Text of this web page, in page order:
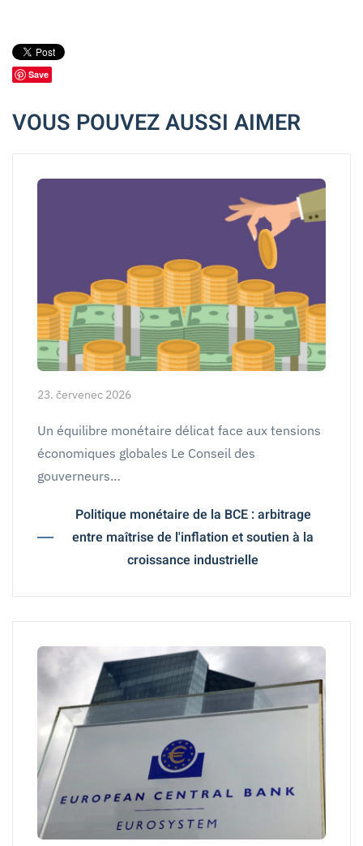
Save
VOUS POUVEZ AUSSI AIMER
23. červenec 2026
Un équilibre monétaire délicat face aux tensions
économiques globales Le Conseil des
gouverneurs…
Politique monétaire de la BCE : arbitrage
entre maîtrise de l'inflation et soutien à la
croissance industrielle